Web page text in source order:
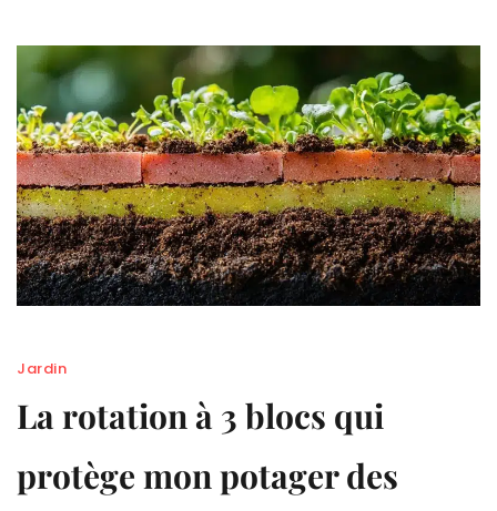
Jardin
La rotation à 3 blocs qui
protège mon potager des